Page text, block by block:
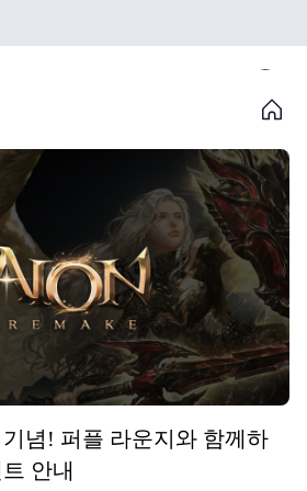
념! 퍼플 라운지와 함께하
안내